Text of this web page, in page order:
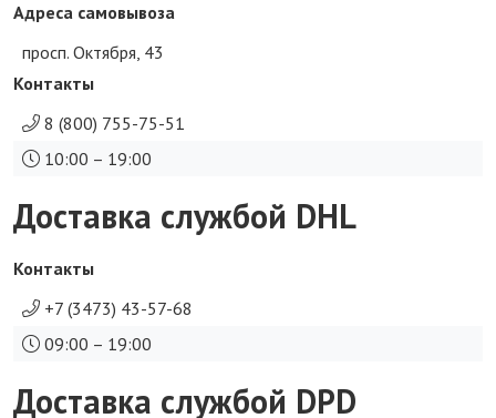
Адреса самовывоза
просп. Октября, 43
Контакты
8 (800) 755-75-51
10:00 – 19:00
Доставка службой DHL
Контакты
+7 (3473) 43-57-68
09:00 – 19:00
Доставка службой DPD